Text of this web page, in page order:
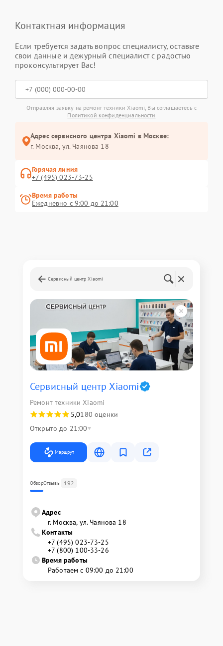
Контактная информация
Если требуется задать вопрос специалисту, оставьте
свои данные и дежурный специалист с радостью
проконсультирует Вас!
Отправляя заявку на ремонт техники Xiaomi, Вы соглашаетесь с
Политикой конфиденциальности
Адрес сервисного центра Xiaomi в Москве:
г. Москва, ул. Чаянова 18
Горячая линия
+7 (495) 023-73-25
Время работы
Ежедневно с 9:00 до 21:00
Сервисный центр Xiaomi
Сервисный центр Xiaomi
Ремонт техники Xiaomi
5,0180 оценки
Открыто до 21:00
Маршрут
ОбзорОтзывы 192
Адрес
г. Москва, ул. Чаянова 18
Контакты
+7 (495) 023-73-25
+7 (800) 100-33-26
Время работы
Работаем с 09:00 до 21:00